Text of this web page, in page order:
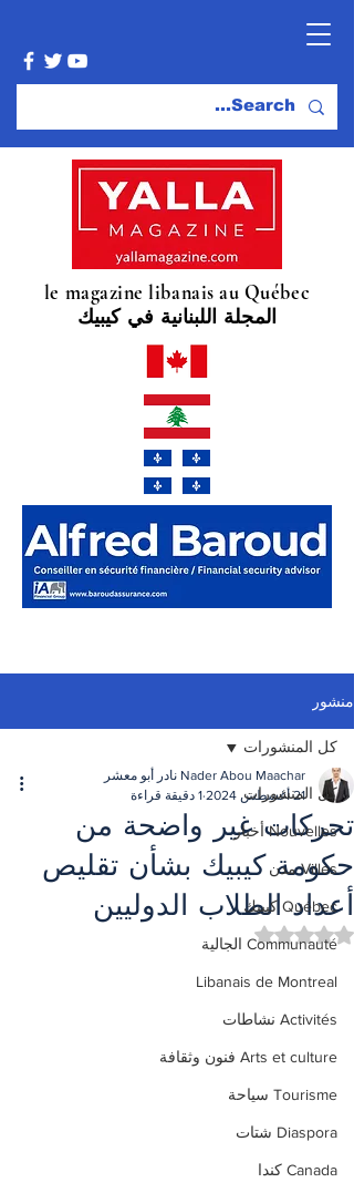
le magazine libanais au Québec
المجلة اللبنانية في كيبيك
منشور
كل المنشورات
Nouvelles أخبار
Villes مدن
Québec كيبيك
Communauté الجالية
Libanais de Montreal
Activités نشاطات
Arts et culture فنون وثقافة
Tourisme سياحة
Diaspora شتات
Canada كندا
كل المنشورات
تحركات غير واضحة من
حكومة كيبيك بشأن تقليص
أعداد الطلاب الدوليين
Nader Abou Maachar نادر أبو معشر
21 أغسطس 2024
1 دقيقة قراءة
تم التقييم بـ ليس رقمًا من أصل 5 نجوم.